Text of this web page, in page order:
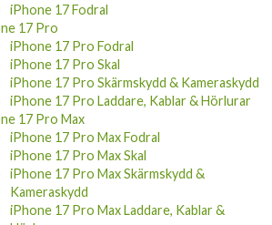
iPhone 17 Fodral
17 Pro
iPhone 17 Pro Fodral
iPhone 17 Pro Skal
iPhone 17 Pro Skärmskydd & Kameraskydd
iPhone 17 Pro Laddare, Kablar & Hörlurar
17 Pro Max
iPhone 17 Pro Max Fodral
iPhone 17 Pro Max Skal
iPhone 17 Pro Max Skärmskydd &
Kameraskydd
iPhone 17 Pro Max Laddare, Kablar &